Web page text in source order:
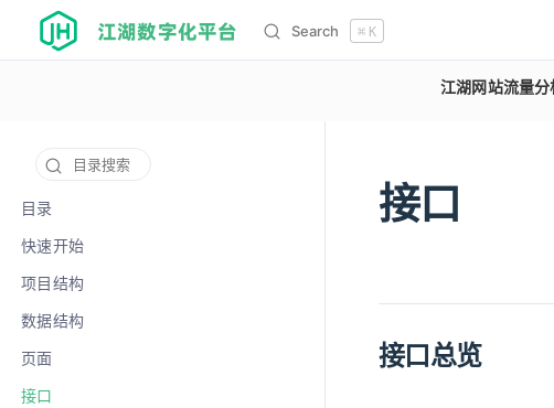
江湖数字化平台 Search ⌘ K
江湖网站流量分
目录搜索
目录
快速开始
项目结构
数据结构
页面
接口
接口
12129
接口总览